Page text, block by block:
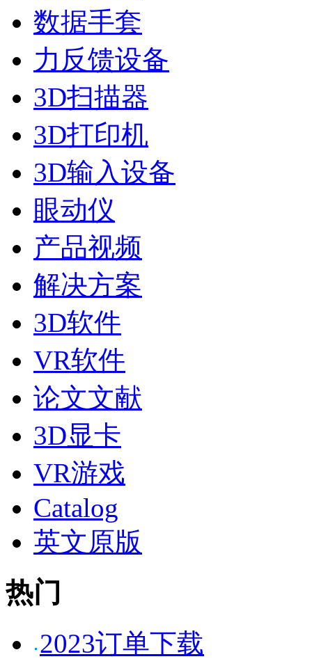
数据手套
力反馈设备
3D扫描器
3D打印机
3D输入设备
眼动仪
产品视频
解决方案
3D软件
VR软件
论文文献
3D显卡
VR游戏
Catalog
英文原版
热门
2023订单下载